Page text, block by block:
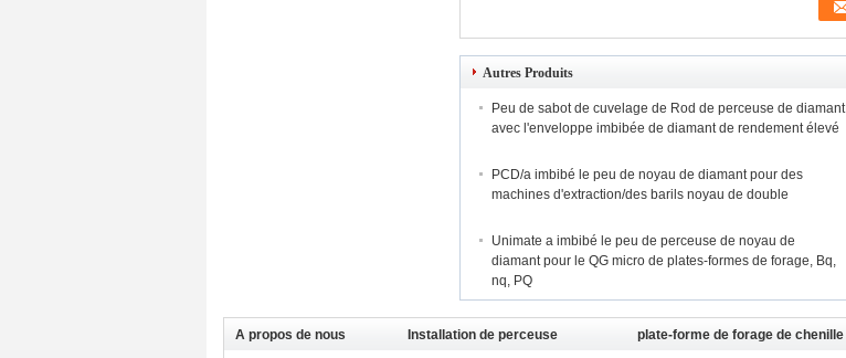
Autres Produits
Peu de sabot de cuvelage de Rod de perceuse de diamant
avec l'enveloppe imbibée de diamant de rendement élevé
PCD/a imbibé le peu de noyau de diamant pour des
machines d'extraction/des barils noyau de double
Unimate a imbibé le peu de perceuse de noyau de
diamant pour le QG micro de plates-formes de forage, Bq,
nq, PQ
A propos de nous Installation de perceuse plate-forme de forage de chenille